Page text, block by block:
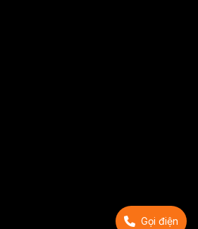
Gọi điện